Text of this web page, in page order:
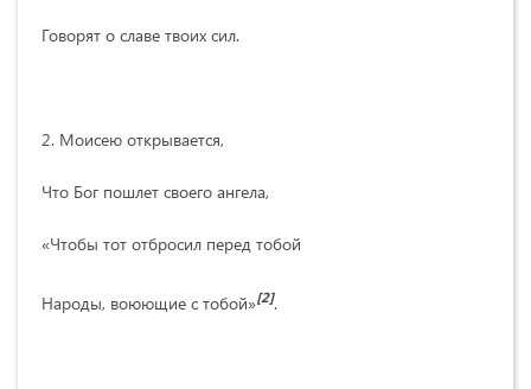
Говорят о славе твоих сил.
2. Моисею открывается,
Что Бог пошлет своего ангела,
«Чтобы тот отбросил перед тобой
Народы, воюющие с тобой»[2].